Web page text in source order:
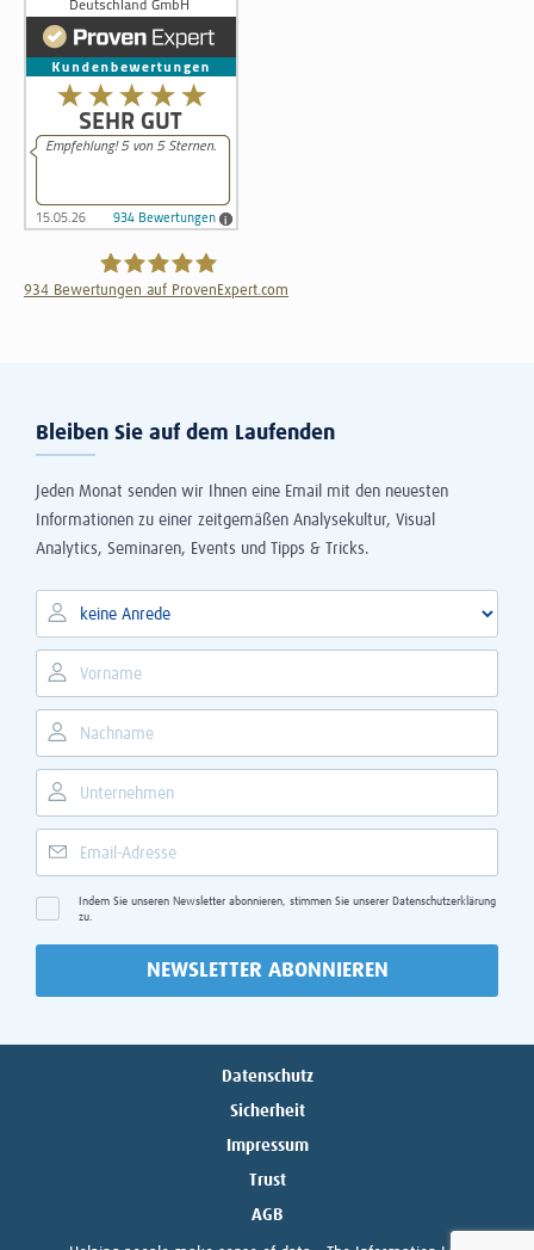
934 Bewertungen auf ProvenExpert.com
Bleiben Sie auf dem Laufenden
Jeden Monat senden wir Ihnen eine Email mit den neuesten
Informationen zu einer zeitgemäßen Analysekultur, Visual
Analytics, Seminaren, Events und Tipps & Tricks.
Indem Sie unseren Newsletter abonnieren, stimmen Sie unserer Datenschutzerklärung
zu.
NEWSLETTER ABONNIEREN
Datenschutz
Sicherheit
Impressum
Trust
AGB